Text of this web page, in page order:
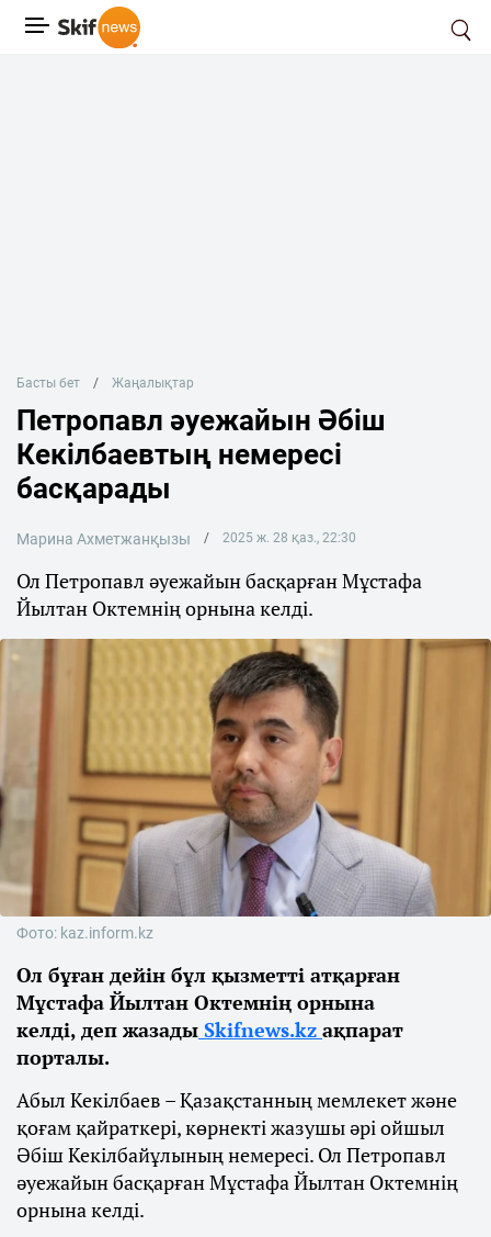
Басты бет Жаңалықтар
Петропавл әуежайын Әбіш
Кекілбаевтың немересі
басқарады
Марина Ахметжанқызы 2025 ж. 28 қаз., 22:30
Ол Петропавл әуежайын басқарған Мұстафа
Йылтан Октемнің орнына келді.
Фото: kaz.inform.kz
Ол бұған дейін бұл қызметті атқарған
Мұстафа Йылтан Октемнің орнына
келді, деп жазады Skifnews.kz ақпарат
порталы.
Абыл Кекілбаев – Қазақстанның мемлекет және
қоғам қайраткері, көрнекті жазушы әрі ойшыл
Әбіш Кекілбайұлының немересі. Ол Петропавл
әуежайын басқарған Мұстафа Йылтан Октемнің
орнына келді.